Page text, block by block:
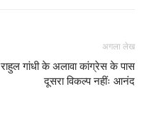
अगला लेख
राहुल गांधी के अलावा कांग्रेस के पास
दूसरा विकल्प नहींः आनंद